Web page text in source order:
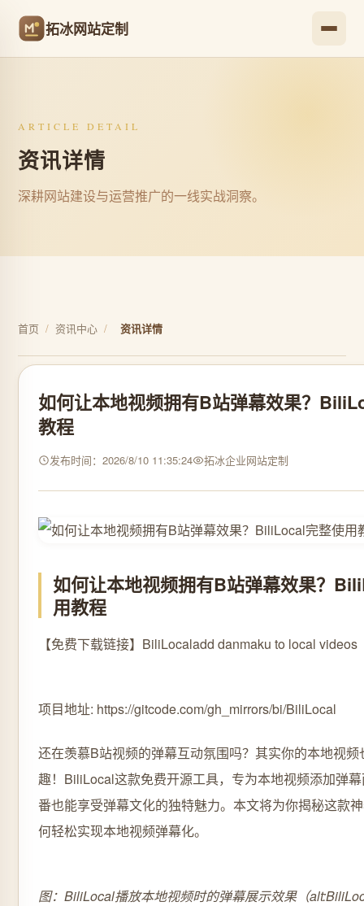
拓冰网站定制
ARTICLE DETAIL
资讯详情
深耕网站建设与运营推广的一线实战洞察。
首页 / 资讯中心 / 资讯详情
如何让本地视频拥有B站弹幕效果？
教程
发布时间：2026/8/10 11:35:24 拓冰企业网站定制
如何让本地视频拥有B站弹幕效果？
用教程
【免费下载链接】BiliLocaladd danmaku to local videos
项目地址: https://gitcode.com/gh_mirrors/bi/BiliLocal
还在羡慕B站视频的弹幕互动氛围吗？其实你的本地视
趣！BiliLocal这款免费开源工具，专为本地视频添加弹
番也能享受弹幕文化的独特魅力。本文将为你揭秘这款
何轻松实现本地视频弹幕化。
图：BiliLocal播放本地视频时的弹幕展示效果（